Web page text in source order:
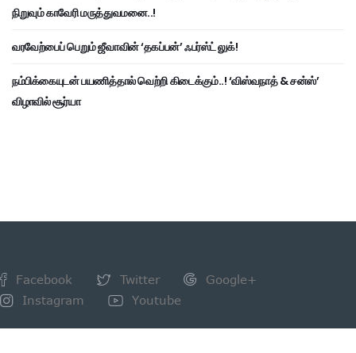
நிறுவும் காவேரி மருத்துவமனை..!
வரவேற்பைப் பெறும் ஜீவாவின் ‘தகப்பன்’ ஃபர்ஸ்ட் லுக்!
நம்பிக்கையுடன் பயணித்தால் வெற்றி கிடைக்கும்..! ‘விஸ்வநாத் & சன்ஸ்’
விழாவில் சூர்யா
Facebook Twitter
Google+
Instagram
Youtube